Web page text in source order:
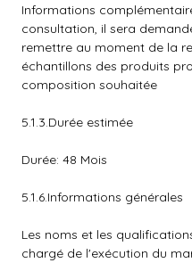
Informations
consultation, il sera
remettre au moment de la
échantillons des produits
composition souhaitée
5.1.3.Durée estimée
Durée: 48 Mois
5.1.6.Informations générales
Les noms et les
chargé de l'exécution du